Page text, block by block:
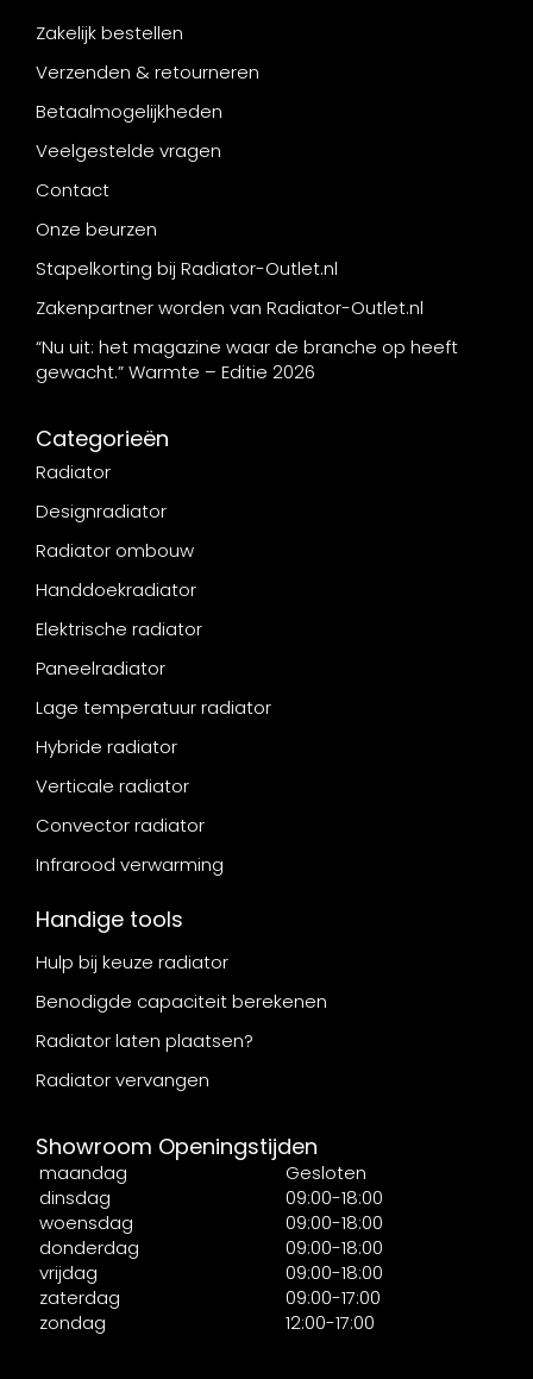
Zakelijk bestellen
Verzenden & retourneren
Betaalmogelijkheden
Veelgestelde vragen
Contact
Onze beurzen
Stapelkorting bij Radiator-Outlet.nl
Zakenpartner worden van Radiator-Outlet.nl
“Nu uit: het magazine waar de branche op heeft
gewacht.” Warmte – Editie 2026
Categorieën
Radiator
Designradiator
Radiator ombouw
Handdoekradiator
Elektrische radiator
Paneelradiator
Lage temperatuur radiator
Hybride radiator
Verticale radiator
Convector radiator
Infrarood verwarming
Handige tools
Hulp bij keuze radiator
Benodigde capaciteit berekenen
Radiator laten plaatsen?
Radiator vervangen
Showroom Openingstijden
maandag
Gesloten
dinsdag
09:00-18:00
woensdag
09:00-18:00
donderdag
09:00-18:00
vrijdag
09:00-18:00
zaterdag
09:00-17:00
zondag
12:00-17:00